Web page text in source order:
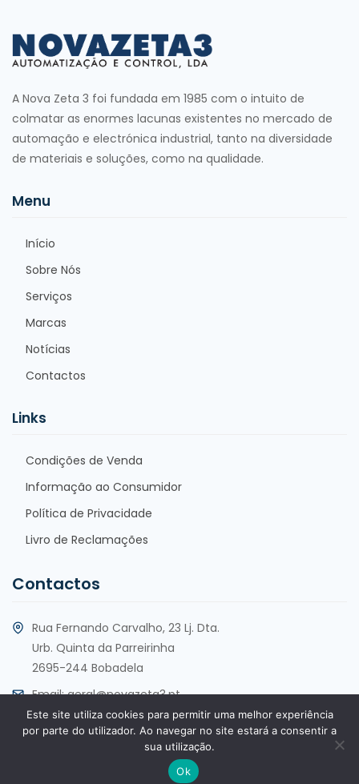
A Nova Zeta 3 foi fundada em 1985 com o intuito de
colmatar as enormes lacunas existentes no mercado de
automação e electrónica industrial, tanto na diversidade
de materiais e soluções, como na qualidade.
Menu
Início
Sobre Nós
Serviços
Marcas
Notícias
Contactos
Links
Condições de Venda
Informação ao Consumidor
Política de Privacidade
Livro de Reclamações
Contactos
Rua Fernando Carvalho, 23 Lj. Dta.
Urb. Quinta da Parreirinha
2695-244 Bobadela
Email:geral@novazeta3.pt
Telf:+351 213 553 930
Este site utiliza cookies para permitir uma melhor experiência
por parte do utilizador. Ao navegar no site estará a consentir a
sua utilização.
Ok